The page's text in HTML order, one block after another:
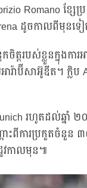
Romano ខ្សែប្
ដូចកាលពីមុន
នុកចិត្តរបស់ខ្លួនក្នុងក
រ៉ាប៊ីសាអ៊ូឌីត។ ក្លិប
រហូតដល់ឆ្នាំ
ះពីការប្រកួតចំនួន
វកាលមុន៕